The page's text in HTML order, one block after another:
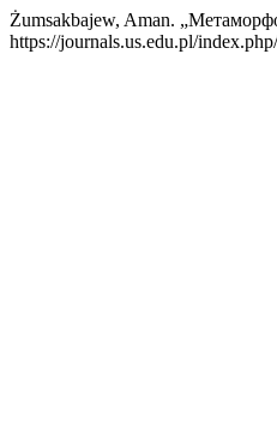
Żumsakbajew, Aman.
https://journals.us.edu.pl/